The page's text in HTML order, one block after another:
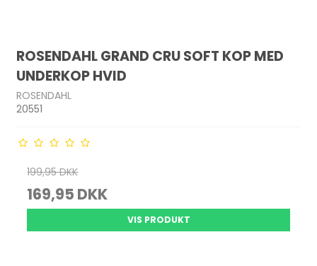
ROSENDAHL GRAND CRU SOFT KOP MED
UNDERKOP HVID
ROSENDAHL
20551
199,95 DKK
169,95 DKK
VIS PRODUKT